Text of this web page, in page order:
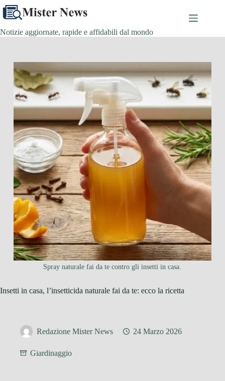
Salta
contenuto
Notizie aggiornate, rapide e affidabili dal mondo
Spray naturale fai da te contro gli insetti in casa.
Insetti in casa, l’insetticida naturale fai da te: ecco la ricetta
Redazione Mister News 24 Marzo 2026
Giardinaggio